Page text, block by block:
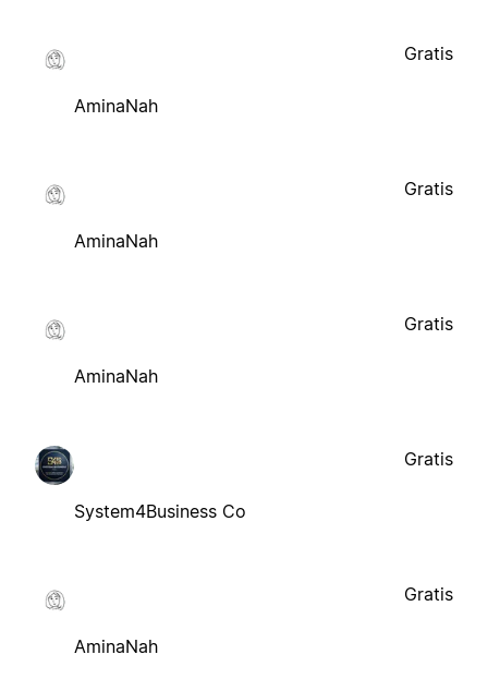
AminaNah
Gratis
AminaNah
Gratis
AminaNah
Gratis
System4Business Co
Gratis
AminaNah
Gratis